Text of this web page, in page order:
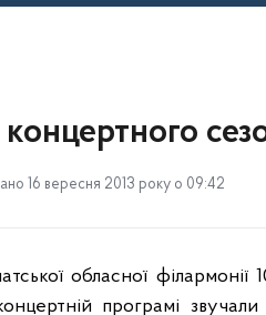
концертного
16 вересня 2013 року о 09:42
обласної філармонії
програмі